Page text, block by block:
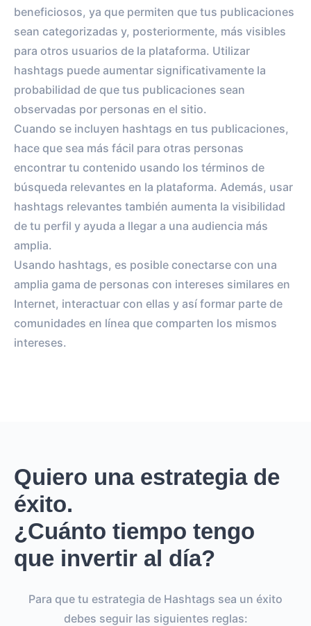
beneficiosos, ya que permiten que tus publicaciones
sean categorizadas y, posteriormente, más visibles
para otros usuarios de la plataforma. Utilizar
hashtags puede aumentar significativamente la
probabilidad de que tus publicaciones sean
observadas por personas en el sitio.
Cuando se incluyen hashtags en tus publicaciones,
hace que sea más fácil para otras personas
encontrar tu contenido usando los términos de
búsqueda relevantes en la plataforma. Además, usar
hashtags relevantes también aumenta la visibilidad
de tu perfil y ayuda a llegar a una audiencia más
amplia.
Usando hashtags, es posible conectarse con una
amplia gama de personas con intereses similares en
Internet, interactuar con ellas y así formar parte de
comunidades en línea que comparten los mismos
intereses.
Quiero una estrategia de
éxito.
¿Cuánto tiempo tengo
que invertir al día?
Para que tu estrategia de Hashtags sea un éxito
debes seguir las siguientes reglas: